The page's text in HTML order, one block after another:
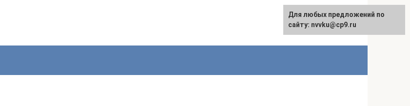
English
Для любых предложений по
сайту: nvvku@cp9.ru